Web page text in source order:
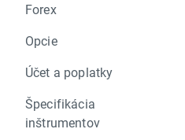
Forex
Opcie
Účet a poplatky
Špecifikácia
inštrumentov